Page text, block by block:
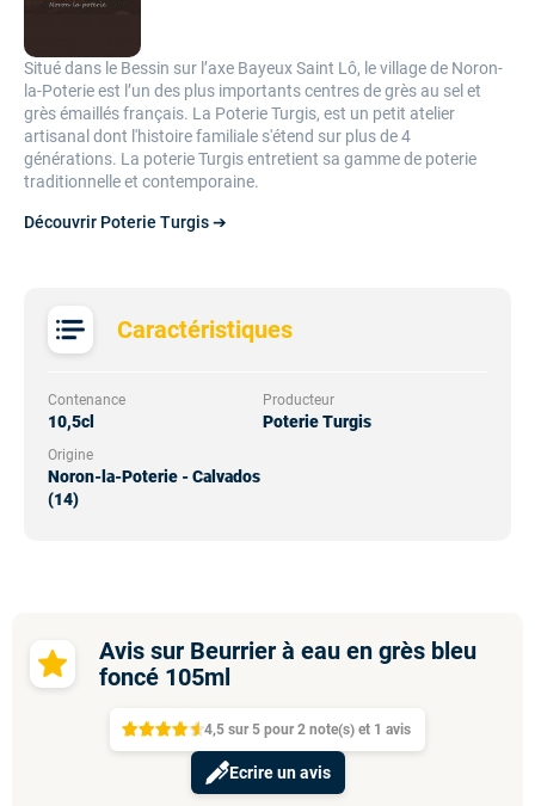
Caractéristiques
Contenance
10,5cl
Producteur
Poterie Turgis
Origine
Noron-la-Poterie - Calvados
(14)
Situé dans le Bessin sur l’axe Bayeux Saint Lô, le village de Noron-
la-Poterie est l’un des plus importants centres de grès au sel et
grès émaillés français. La Poterie Turgis, est un petit atelier
artisanal dont l'histoire familiale s'étend sur plus de 4
générations. La poterie Turgis entretient sa gamme de poterie
traditionnelle et contemporaine.
Découvrir Poterie Turgis ➔
Avis sur Beurrier à eau en grès bleu
foncé 105ml
4,5 sur 5 pour 2 note(s) et 1 avis
Ecrire un avis